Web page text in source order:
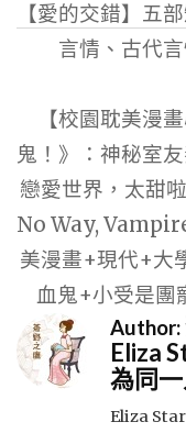
導
【愛的交錯】五
言情、古代
【校園耽美漫
鬼！》：神秘室
戀愛世界，太甜啦
No Way,
美漫畫+現代+大
血鬼+小受是團
Author:
Eliza
為同
Eliza